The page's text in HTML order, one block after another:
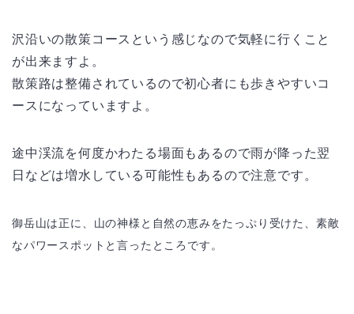
沢沿いの散策コースという感じなので気軽に行くこと
が出来ますよ。
散策路は整備されているので初心者にも歩きやすいコ
ースになっていますよ。
途中渓流を何度かわたる場面もあるので雨が降った翌
日などは増水している可能性もあるので注意です。
御岳山は正に、山の神様と自然の恵みをたっぷり受けた、素敵
なパワースポットと言ったところです。